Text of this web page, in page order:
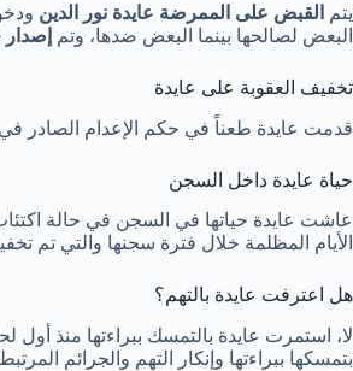
يتم
القبض على الممرضة عايدة نور الدين
البعض لصالحها بينما البعض ضدها، وتم
تخفيف العقوبة على عايدة
قدمت عايدة طعناً في حكم الإعدام الصادر في
حياة عايدة داخل السجن
عاشت عايدة حياتها في السجن في حالة
الأيام المظلمة خلال فترة سجنها والتي
هل اعترفت عايدة بالتهم؟
لا، استمرت عايدة بالتمسك ببراءتها منذ
بتمسكها ببراءتها وإنكار التهم والجرائم